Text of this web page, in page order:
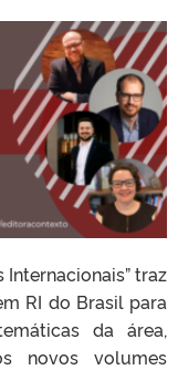
traz
RI do Brasil para
da área,
novos volumes